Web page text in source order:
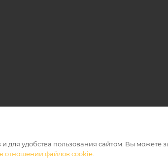
КОНФИДЕНЦИАЛЬНОСТИ
удобства пользования сайтом. Вы можете
отношении файлов cookie